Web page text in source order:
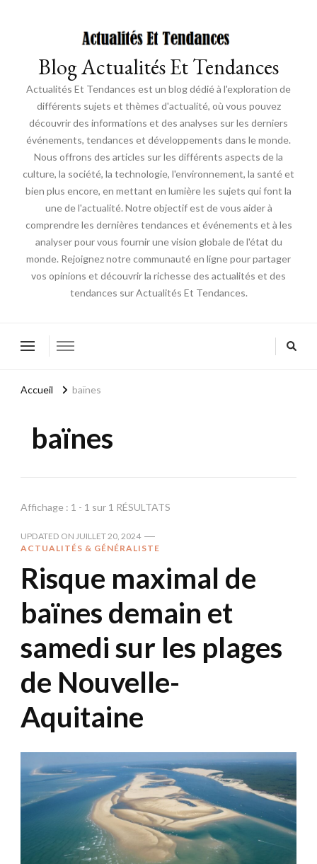
Blog Actualités Et Tendances
Actualités Et Tendances est un blog dédié à l'exploration de
différents sujets et thèmes d'actualité, où vous pouvez
découvrir des informations et des analyses sur les derniers
événements, tendances et développements dans le monde.
Nous offrons des articles sur les différents aspects de la
culture, la société, la technologie, l'environnement, la santé et
bien plus encore, en mettant en lumière les sujets qui font la
une de l'actualité. Notre objectif est de vous aider à
comprendre les dernières tendances et événements et à les
analyser pour vous fournir une vision globale de l'état du
monde. Rejoignez notre communauté en ligne pour partager
vos opinions et découvrir la richesse des actualités et des
tendances sur Actualités Et Tendances.
Accueil baïnes
baïnes
Affichage : 1 - 1 sur 1 RÉSULTATS
UPDATED ON JUILLET 20, 2024
ACTUALITÉS & GÉNÉRALISTE
Risque maximal de
baïnes demain et
samedi sur les plages
de Nouvelle-
Aquitaine